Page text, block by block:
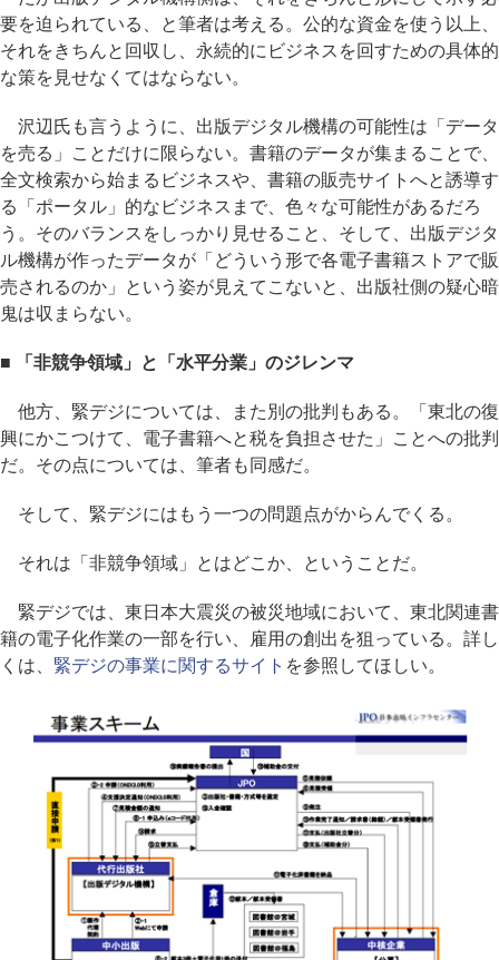
要を迫られている、と筆者は考える。公的な資金を使う以上、
それをきちんと回収し、永続的にビジネスを回すための具体的
な策を見せなくてはならない。
沢辺氏も言うように、出版デジタル機構の可能性は「データ
を売る」ことだけに限らない。書籍のデータが集まることで、
全文検索から始まるビジネスや、書籍の販売サイトへと誘導す
る「ポータル」的なビジネスまで、色々な可能性があるだろ
う。そのバランスをしっかり見せること、そして、出版デジタ
ル機構が作ったデータが「どういう形で各電子書籍ストアで販
売されるのか」という姿が見えてこないと、出版社側の疑心暗
鬼は収まらない。
■ 「非競争領域」と「水平分業」のジレンマ
他方、緊デジについては、また別の批判もある。「東北の復
興にかこつけて、電子書籍へと税を負担させた」ことへの批判
だ。その点については、筆者も同感だ。
そして、緊デジにはもう一つの問題点がからんでくる。
それは「非競争領域」とはどこか、ということだ。
緊デジでは、東日本大震災の被災地域において、東北関連書
籍の電子化作業の一部を行い、雇用の創出を狙っている。詳し
くは、 緊デジの事業に関するサイト を参照してほしい。